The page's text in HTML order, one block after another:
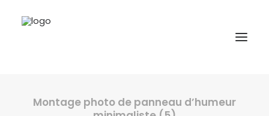
A propos
Montage photo de panneau d’humeur